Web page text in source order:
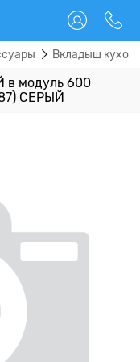
Вкладыш
модуль 600
СЕРЫЙ